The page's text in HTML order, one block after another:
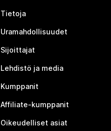
Tietoja
Uramahdollisuudet
Sijoittajat
Lehdistö ja media
Kumppanit
Affiliate-kumppanit
Oikeudelliset asiat